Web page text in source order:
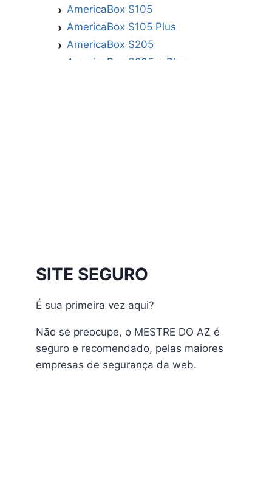
AmericaBox S105
AmericaBox S105 Plus
AmericaBox S205
AmericaBox S205 + Plus
Athomics Nomads
Athomics S4
atualização
AudiSat
Audisat A1 Plus
SITE SEGURO
É sua primeira vez aqui?
Não se preocupe, o MESTRE DO AZ é
seguro e recomendado, pelas maiores
empresas de segurança da web.